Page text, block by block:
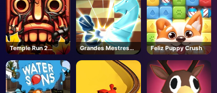
AD
Temple Run 2
Queda da selva
Grandes Mestres
de Xadrez
Feliz Puppy Crush